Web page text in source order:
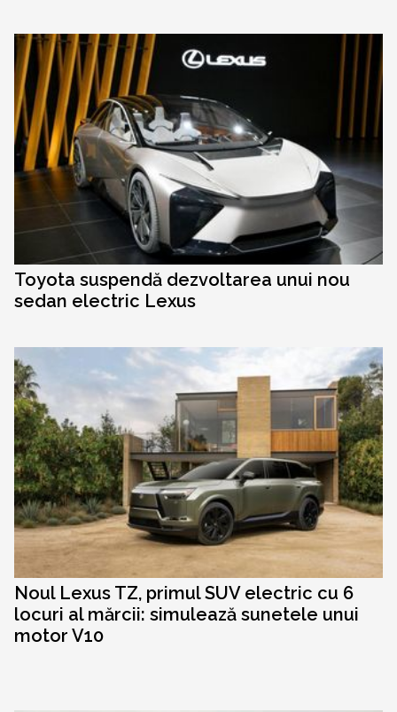
Toyota suspendă dezvoltarea unui nou
sedan electric Lexus
Noul Lexus TZ, primul SUV electric cu 6
locuri al mărcii: simulează sunetele unui
motor V10